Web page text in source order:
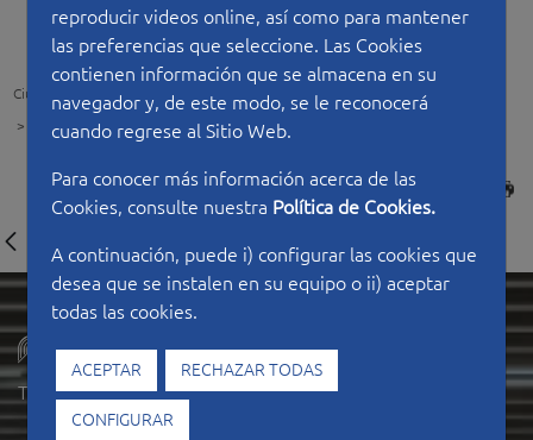
reproducir videos online, así como para mantener
las preferencias que seleccione. Las Cookies
contienen información que se almacena en su
navegador y, de este modo, se le reconocerá
cuando regrese al Sitio Web.
Para conocer más información acerca de las
Cookies, consulte nuestra Política de Cookies.
A continuación, puede i) configurar las cookies que
desea que se instalen en su equipo o ii) aceptar
todas las cookies.
ACEPTAR RECHAZAR TODAS
CONFIGURAR
Ciudad FCC Tipo de construcción
Túneles
Prolongación túnel Tarrasa Rambla Can Roca
Tipo de construcción Túneles